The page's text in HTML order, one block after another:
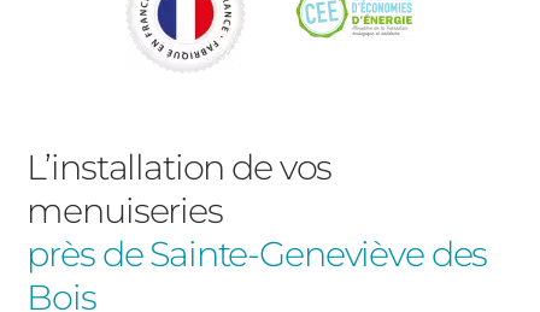
L’installation de vos
menuiseries
près de Sainte-Geneviève des
Bois